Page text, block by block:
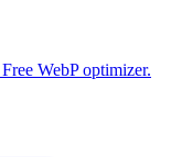
WebP optimizer.